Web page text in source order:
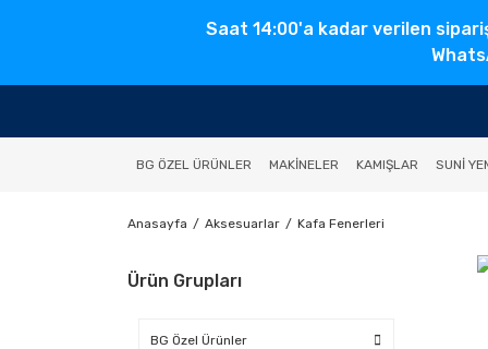
Saat 14:00'a kadar verilen
BG ÖZEL ÜRÜNLER MAKINELER KAMIŞLAR SUNI
Anasayfa Aksesuarlar Kafa Fenerleri
Ürün Grupları
BG Özel Ürünler